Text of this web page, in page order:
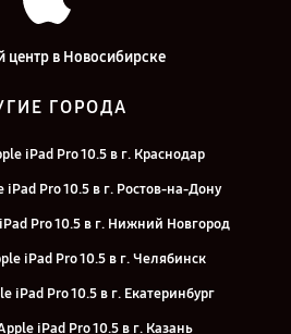
центр в Новосибирске
ГОРОДА
iPad Pro 10.5 в г. Краснодар
Pro 10.5 в г. Ростов-на-Дону
Pro 10.5 в г. Нижний Новгород
iPad Pro 10.5 в г. Челябинск
iPad Pro 10.5 в г. Екатеринбург
iPad Pro 10.5 в г. Казань